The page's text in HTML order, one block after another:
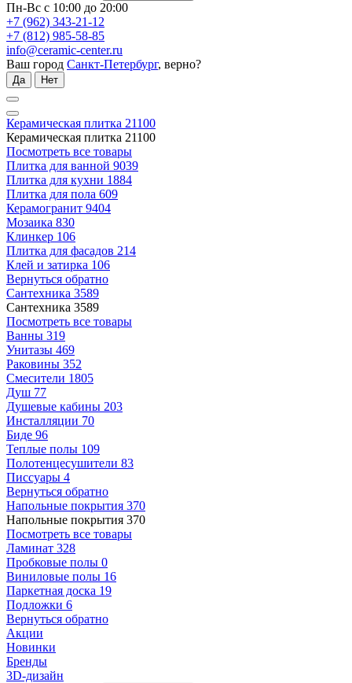
Пн-Вс с 10:00 до 20:00
+7 (962) 343-21-12
+7 (812) 985-58-85
info@ceramic-center.ru
Ваш город Санкт-Петербург, верно?
Да Нет
Керамическая плитка 21100
Керамическая плитка 21100
Посмотреть все товары
Плитка для ванной 9039
Плитка для кухни 1884
Плитка для пола 609
Керамогранит 9404
Мозаика 830
Клинкер 106
Плитка для фасадов 214
Клей и затирка 106
Вернуться обратно
Сантехника 3589
Сантехника 3589
Посмотреть все товары
Ванны 319
Унитазы 469
Раковины 352
Смесители 1805
Душ 77
Душевые кабины 203
Инсталляции 70
Биде 96
Теплые полы 109
Полотенцесушители 83
Писсуары 4
Вернуться обратно
Напольные покрытия 370
Напольные покрытия 370
Посмотреть все товары
Ламинат 328
Пробковые полы 0
Виниловые полы 16
Паркетная доска 19
Подложки 6
Вернуться обратно
Акции
Новинки
Бренды
3D-дизайн